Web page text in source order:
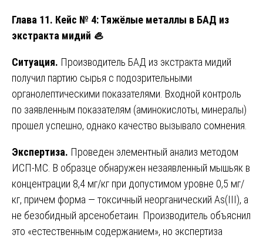
Глава 11. Кейс № 4: Тяжёлые металлы в БАД из
экстракта мидий 🦪
Ситуация. Производитель БАД из экстракта мидий
получил партию сырья с подозрительными
органолептическими показателями. Входной контроль
по заявленным показателям (аминокислоты, минералы)
прошел успешно, однако качество вызывало сомнения.
Экспертиза. Проведен элементный анализ методом
ИСП-МС. В образце обнаружен незаявленный мышьяк в
концентрации 8,4 мг/кг при допустимом уровне 0,5 мг/
кг, причем форма — токсичный неорганический As(III), а
не безобидный арсенобетаин. Производитель объяснил
это «естественным содержанием», но экспертиза